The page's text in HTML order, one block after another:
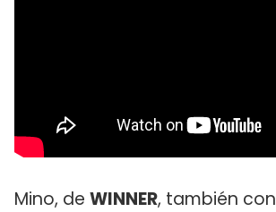
Mino, de WINNER, también